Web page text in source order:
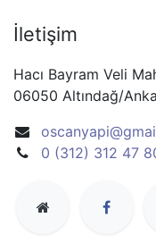
İletişim
Hacı Bayram Veli
06050 Altındağ/
0 (312) 312 47